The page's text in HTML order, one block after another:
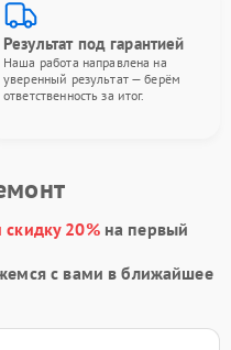
Результат под гарантией
Наша работа направлена на
уверенный результат — берём
ответственность за итог.
20%на первый
с вами в ближайшее